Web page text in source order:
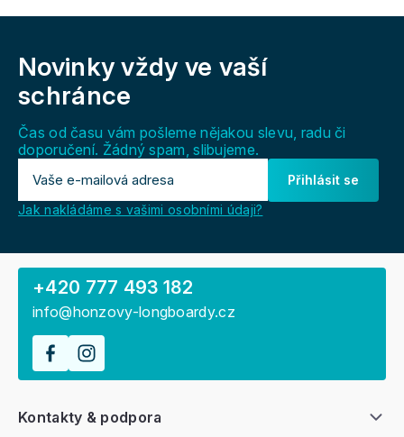
Novinky vždy ve vaší
schránce
Čas od času vám pošleme nějakou slevu, radu či
doporučení. Žádný spam, slibujeme.
Přihlásit se
Jak nakládáme s vašimi osobními údaji?
Kontakty & podpora
+420 777 493 182
info@honzovy-longboardy.cz